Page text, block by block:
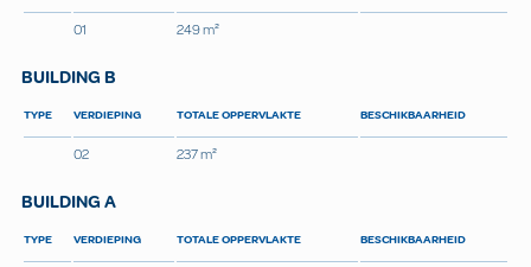
01 249 m²
BUILDING B
TYPE VERDIEPING TOTALE OPPERVLAKTE BESCHIKBAARHEID
02 237 m²
BUILDING A
TYPE VERDIEPING TOTALE OPPERVLAKTE BESCHIKBAARHEID